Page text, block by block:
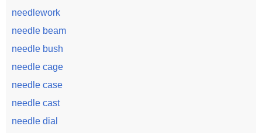
needlework
needle beam
needle bush
needle cage
needle case
needle cast
needle dial